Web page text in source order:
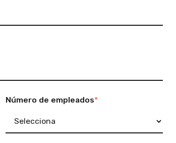
Número de empleados*